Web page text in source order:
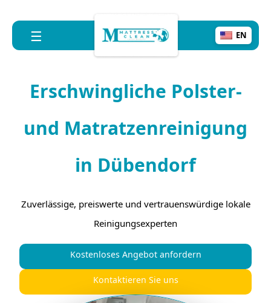
☰ EN
Erschwingliche Polster-
und Matratzenreinigung
in Dübendorf
Zuverlässige, preiswerte und vertrauenswürdige lokale
Reinigungsexperten
Kostenloses Angebot anfordern
Kontaktieren Sie uns